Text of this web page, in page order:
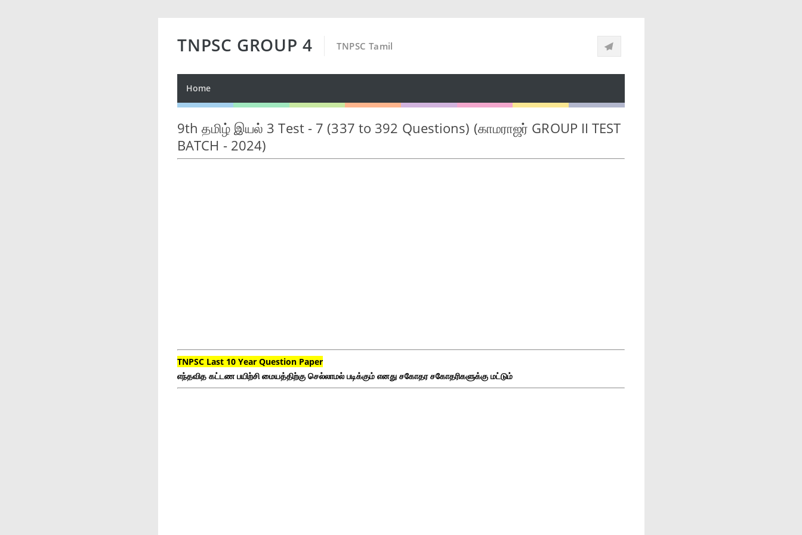
TNPSC GROUP 4 TNPSC Tamil
Home
9th தமிழ் இயல் 3 Test - 7 (337 to 392 Questions) (காமராஜர் GROUP II TEST
BATCH - 2024)
TNPSC Last 10 Year Question Paper
எந்தவித கட்டண பயிற்சி மையத்திற்கு செல்லாமல் படிக்கும் எனது சகோதர சகோதரிகளுக்கு மட்டும்